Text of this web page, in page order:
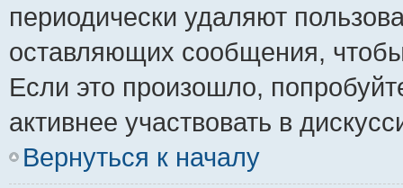
периодически удаляют
оставляющих сообщения,
Если это произошло,
активнее участвовать в
Вернуться к началу